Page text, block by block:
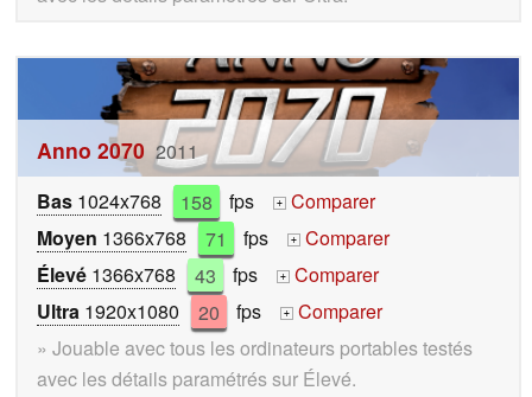
Anno 2070 2011
Bas 1024x768 158 fps +
Comparer
Moyen 1366x768 71 fps +
Comparer
Élevé 1366x768 43 fps +
Comparer
Ultra 1920x1080 20 fps +
Comparer
» Jouable avec tous les ordinateurs portables testés
avec les détails paramétrés sur Élevé.